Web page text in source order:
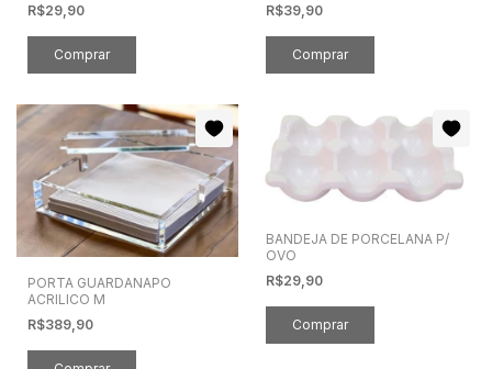
R$29,90
R$39,90
PORTA GUARDANAPO
ACRILICO M
R$389,90
BANDEJA DE PORCELANA P/
OVO
R$29,90